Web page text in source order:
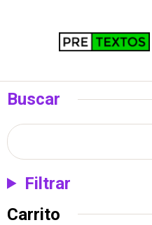
Buscar
Filtrar
Carrito